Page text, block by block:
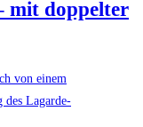
mit dop­pel­ter